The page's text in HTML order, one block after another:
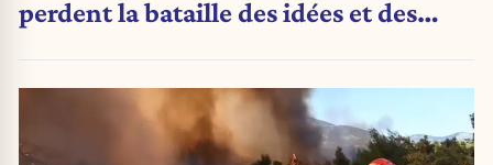
perdent la bataille des idées et des